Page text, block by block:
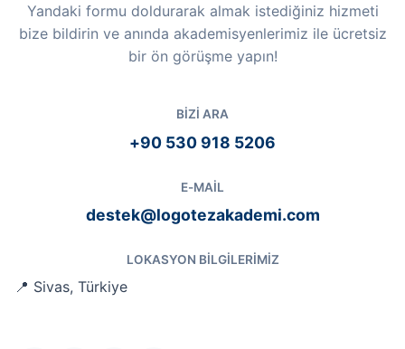
Yandaki formu doldurarak almak istediğiniz hizmeti
bize bildirin ve anında akademisyenlerimiz ile ücretsiz
bir ön görüşme yapın!
BIZI ARA
+90 530 918 5206
E-MAIL
destek@logotezakademi.com
LOKASYON BILGILERIMIZ
📍 Sivas, Türkiye